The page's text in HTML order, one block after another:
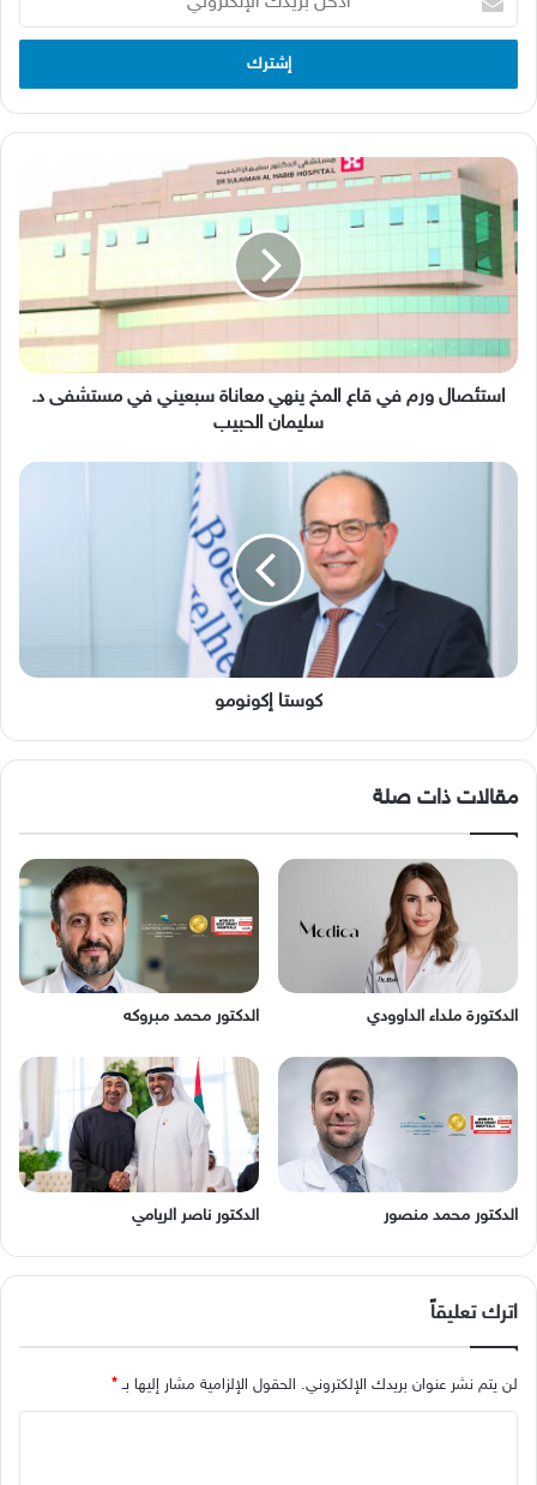
بريدك
الإلكتروني
‬سبعيني
في
مستشفى
الحبيب
استئصال‭ ‬ورم‭ ‬في‭ ‬قاع‭ ‬المخ‭ ‬ينهي‭ ‬معاناة‭ ‬سبعيني في مستشفى د.
سليمان الحبيب
كوستا
كوستا إكونومو
مقالات ذات صلة
الدكتورة ملداء الداوودي الدكتور محمد مبروكه
الدكتور محمد منصور الدكتور ناصر الريامي
اترك تعليقاً
لن يتم نشر عنوان بريدك الإلكتروني. الحقول الإلزامية مشار إليها بـ*